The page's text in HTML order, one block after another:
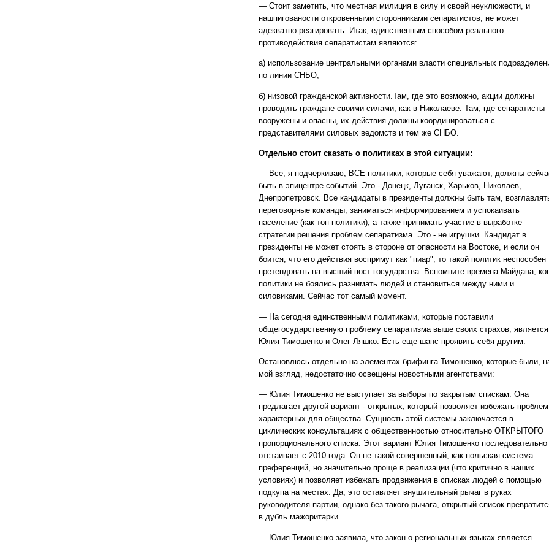
— Стоит заметить, что местная милиция в силу и своей неуклюжести, и
нашпигованости откровенными сторонниками сепаратистов, не может
адекватно реагировать. Итак, единственным способом реального
противодействия сепаратистам являются:
а) использование центральными органами власти специальных
по линии СНБО;
б) низовой гражданской активности.Там, где это возможно, акции должны
проводить граждане своими силами, как в Николаеве. Там, где сепаратисты
вооружены и опасны, их действия должны координироваться с
представителями силовых ведомств и тем же СНБО.
Отдельно стоит сказать о политиках в этой ситуации:
— Все, я подчеркиваю, ВСЕ политики, которые себя уважают, должны
быть в эпицентре событий. Это - Донецк, Луганск, Харьков, Николаев,
Днепропетровск. Все кандидаты в президенты должны быть там,
переговорные команды, заниматься информированием и успокаивать
население (как топ-политики), а также принимать участие в выработке
стратегии решения проблем сепаратизма. Это - не игрушки. Кандидат в
президенты не может стоять в стороне от опасности на Востоке, и если он
боится, что его действия воспримут как "пиар", то такой политик неспособен
претендовать на высший пост государства. Вспомните времена Майдана,
политики не боялись разнимать людей и становиться между ними и
силовиками. Сейчас тот самый момент.
— На сегодня единственными политиками, которые поставили
общегосударственную проблему сепаратизма выше своих страхов, является
Юлия Тимошенко и Олег Ляшко. Есть еще шанс проявить себя другим.
Остановлюсь отдельно на элементах брифинга Тимошенко, которые были,
мой взгляд, недостаточно освещены новостными агентствами:
— Юлия Тимошенко не выступает за выборы по закрытым спискам. Она
предлагает другой вариант - открытых, который позволяет избежать
характерных для общества. Сущность этой системы заключается в
циклических консультациях с общественностью относительно ОТКРЫТОГО
пропорционального списка. Этот вариант Юлия Тимошенко последовательно
отстаивает с 2010 года. Он не такой совершенный, как польская система
преференций, но значительно проще в реализации (что критично в наших
условиях) и позволяет избежать продвижения в списках людей с помощью
подкупа на местах. Да, это оставляет внушительный рычаг в руках
руководителя партии, однако без такого рычага, открытый список
в дубль мажоритарки.
— Юлия Тимошенко заявила, что закон о региональных языках является